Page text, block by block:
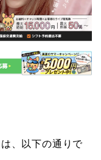
、以下の通りで